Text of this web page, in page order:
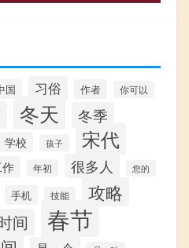
国 习俗 作者 你可以
冬天 冬季
学校 孩子 宋代
年初 很多人 您的
手机 技能 攻略
间 春节